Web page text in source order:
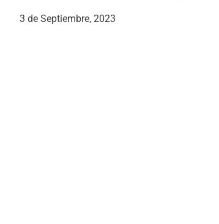
3 de Septiembre, 2023